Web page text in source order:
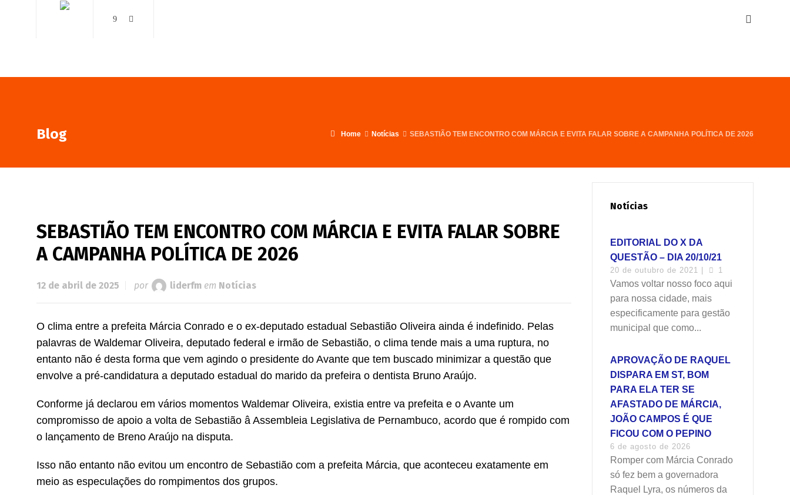
Blog Home Notícias SEBASTIÃO TEM ENCONTRO COM MÁRCIA E EVITA FALAR SOBRE A CAMPANHA POLÍTICA DE 2026
SEBASTIÃO TEM ENCONTRO COM MÁRCIA E EVITA FALAR SOBRE
A CAMPANHA POLÍTICA DE 2026
12 de abril de 2025 por liderfm em Notícias
O clima entre a prefeita Márcia Conrado e o ex-deputado estadual Sebastião Oliveira ainda é indefinido. Pelas
palavras de Waldemar Oliveira, deputado federal e irmão de Sebastião, o clima tende mais a uma ruptura, no
entanto não é desta forma que vem agindo o presidente do Avante que tem buscado minimizar a questão que
envolve a pré-candidatura a deputado estadual do marido da prefeira o dentista Bruno Araújo.
Conforme já declarou em vários momentos Waldemar Oliveira, existia entre va prefeita e o Avante um
compromisso de apoio a volta de Sebastião â Assembleia Legislativa de Pernambuco, acordo que é rompido com
o lançamento de Breno Araújo na disputa.
Isso não entanto não evitou um encontro de Sebastião com a prefeita Márcia, que aconteceu exatamente em
meio as especulações do rompimentos dos grupos.
Notícias
EDITORIAL DO X DA
QUESTÃO – DIA 20/10/21
20 de outubro de 2021 | 1
Vamos voltar nosso foco aqui
para nossa cidade, mais
especificamente para gestão
municipal que como...
APROVAÇÃO DE RAQUEL
DISPARA EM ST, BOM
PARA ELA TER SE
AFASTADO DE MÁRCIA,
JOÃO CAMPOS É QUE
FICOU COM O PEPINO
6 de agosto de 2026
Romper com Márcia Conrado
só fez bem a governadora
Raquel Lyra, os números da